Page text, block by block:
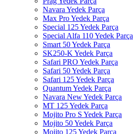
Navara Yedek Parça
Max Pro Yedek Parça
Special 125 Yedek Parça
Special Alfa 110 Yedek Parça
Smart 50 Yedek Parça
SK250-K Yedek Parça
Safari PRO Yedek Parça
Safari 50 Yedek Parça
Safari 125 Yedek Parça
Quantum Yedek Parça
Navara New Yedek Parça
MT 125 Yedek Parça
Mojito Pro S Yedek Parça
Mojito 50 Yedek Parça
Mojito 125 Yedek Parça